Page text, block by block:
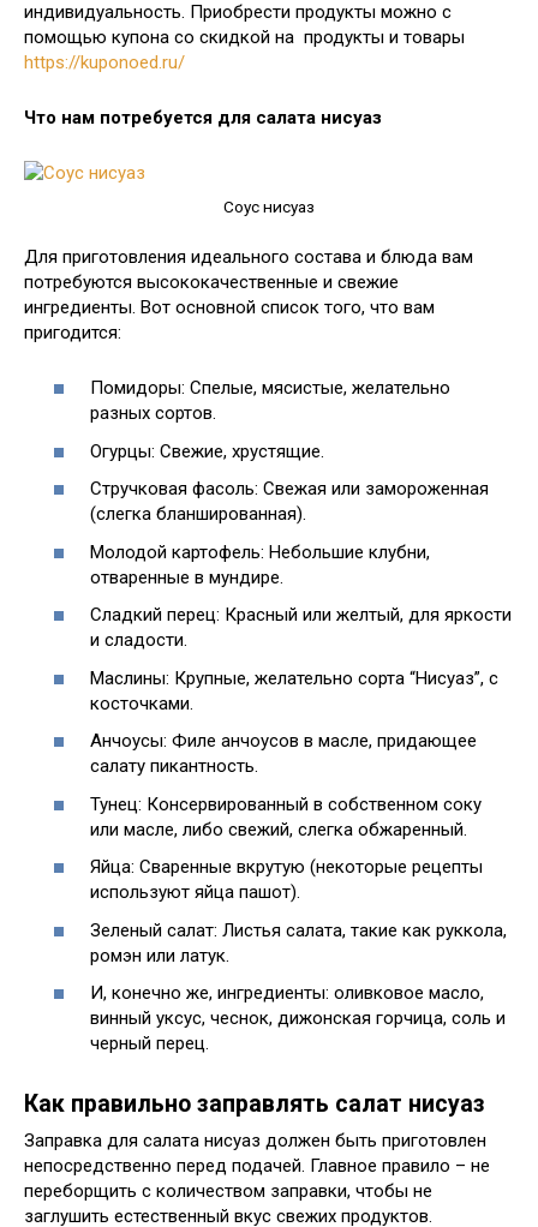
индивидуальность. Приобрести продукты можно с
помощью купона со скидкой на продукты и товары
https://kuponoed.ru/
Что нам потребуется для салата нисуаз
Соус нисуаз
Для приготовления идеального состава и блюда вам
потребуются высококачественные и свежие
ингредиенты. Вот основной список того, что вам
пригодится:
Помидоры: Спелые, мясистые, желательно
разных сортов.
Огурцы: Свежие, хрустящие.
Стручковая фасоль: Свежая или замороженная
(слегка бланшированная).
Молодой картофель: Небольшие клубни,
отваренные в мундире.
Сладкий перец: Красный или желтый, для яркости
и сладости.
Маслины: Крупные, желательно сорта “Нисуаз”, с
косточками.
Анчоусы: Филе анчоусов в масле, придающее
салату пикантность.
Тунец: Консервированный в собственном соку
или масле, либо свежий, слегка обжаренный.
Яйца: Сваренные вкрутую (некоторые рецепты
используют яйца пашот).
Зеленый салат: Листья салата, такие как руккола,
ромэн или латук.
И, конечно же, ингредиенты: оливковое масло,
винный уксус, чеснок, дижонская горчица, соль и
черный перец.
Как правильно заправлять салат нисуаз
Заправка для салата нисуаз должен быть приготовлен
непосредственно перед подачей. Главное правило – не
переборщить с количеством заправки, чтобы не
заглушить естественный вкус свежих продуктов.